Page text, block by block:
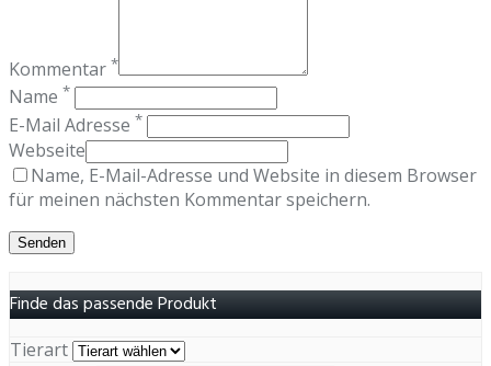
Kommentar *
Name *
E-Mail Adresse *
Webseite
Name, E-Mail-Adresse und Website in diesem Browser
für meinen nächsten Kommentar speichern.
Finde das passende Produkt
Tierart